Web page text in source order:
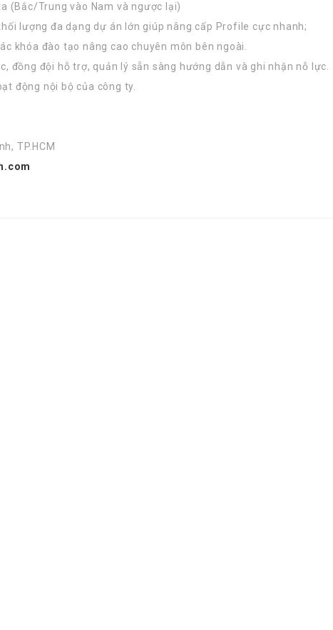
(Bắc/Trung vào Nam và ngược lại)
lượng đa dạng dự án lớn giúp nâng cấp Profile cực nhanh;
khóa đào tạo nâng cao chuyên môn bên ngoài.
đồng đội hỗ trợ, quản lý sẵn sàng hướng dẫn và ghi nhận nỗ lực.
động nội bộ của công ty.
TP.HCM